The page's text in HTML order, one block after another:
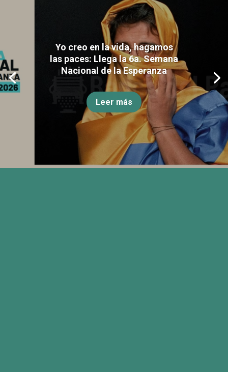
Yo creo en la vida, hagamos
las paces: Llega la 6a. Semana
Nacional de la Esperanza
Leer más